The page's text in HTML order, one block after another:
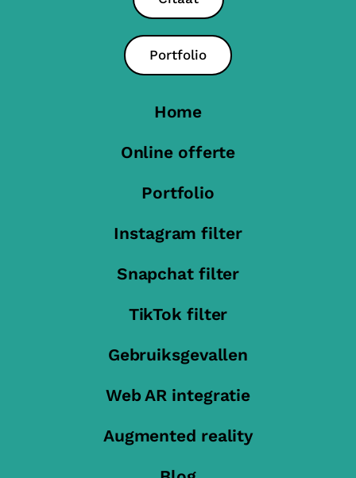
Portfolio
Home
Online offerte
Portfolio
Instagram filter
Snapchat filter
TikTok filter
Gebruiksgevallen
Web AR integratie
Augmented reality